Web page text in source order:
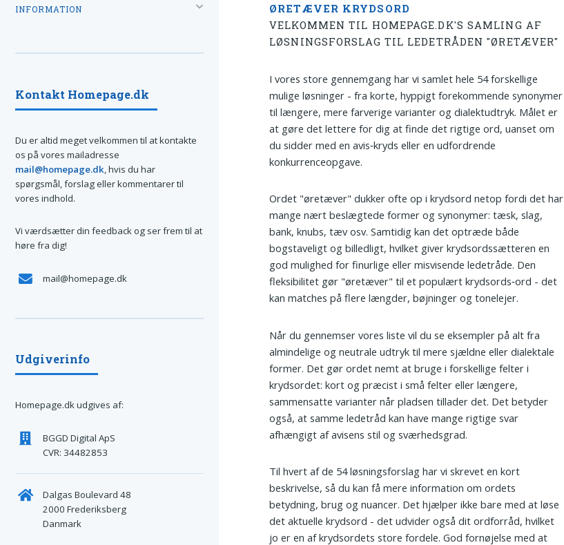
ØRETÆVER KRYDSORD
VELKOMMEN TIL HOMEPAGE.DK'S SAMLING AF
LØSNINGSFORSLAG TIL LEDETRÅDEN "ØRETÆVER"
I vores store gennemgang har vi samlet hele 54 forskellige
mulige løsninger - fra korte, hyppigt forekommende synonymer
til længere, mere farverige varianter og dialektudtryk. Målet er
at gøre det lettere for dig at finde det rigtige ord, uanset om
du sidder med en avis‑kryds eller en udfordrende
konkurrenceopgave.
Ordet "øretæver" dukker ofte op i krydsord netop fordi det har
mange nært beslægtede former og synonymer: tæsk, slag,
bank, knubs, tæv osv. Samtidig kan det optræde både
bogstaveligt og billedligt, hvilket giver krydsordssætteren en
god mulighed for finurlige eller misvisende ledetråde. Den
fleksibilitet gør "øretæver" til et populært krydsords‑ord - det
kan matches på flere længder, bøjninger og tonelejer.
Når du gennemser vores liste vil du se eksempler på alt fra
almindelige og neutrale udtryk til mere sjældne eller dialektale
former. Det gør ordet nemt at bruge i forskellige felter i
krydsordet: kort og præcist i små felter eller længere,
sammensatte varianter når pladsen tillader det. Det betyder
også, at samme ledetråd kan have mange rigtige svar
afhængigt af avisens stil og sværhedsgrad.
Til hvert af de 54 løsningsforslag har vi skrevet en kort
beskrivelse, så du kan få mere information om ordets
betydning, brug og nuancer. Det hjælper ikke bare med at løse
det aktuelle krydsord - det udvider også dit ordforråd, hvilket
jo er en af krydsordets store fordele. God fornøjelse med at
INFORMATION
Kontakt Homepage.dk
Du er altid meget velkommen til at kontakte
os på vores mailadresse
mail@homepage.dk, hvis du har
spørgsmål, forslag eller kommentarer til
vores indhold.
Vi værdsætter din feedback og ser frem til at
høre fra dig!
mail@homepage.dk
Udgiverinfo
Homepage.dk udgives af:
BGGD Digital ApS
CVR: 34482853
Dalgas Boulevard 48
2000 Frederiksberg
Danmark